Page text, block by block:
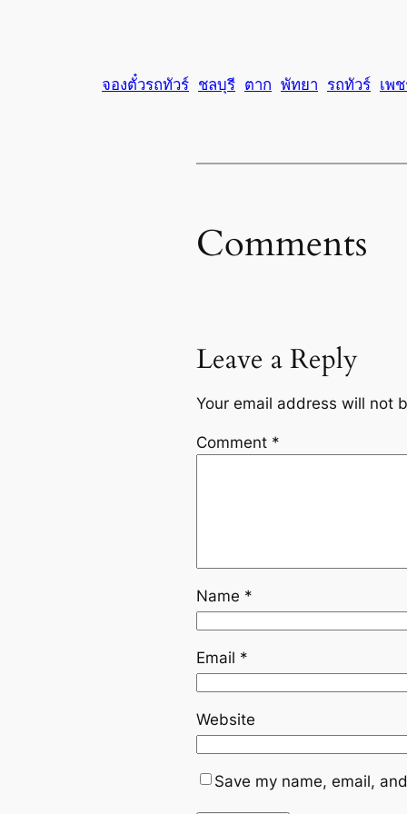
จองตั๋วรถทัวร์ ชลบุรี ตาก พัทยา รถทัวร์ เพ
Comments
Leave a Reply
Your email address will not
Comment *
Name *
Email *
Website
Save my name, email,